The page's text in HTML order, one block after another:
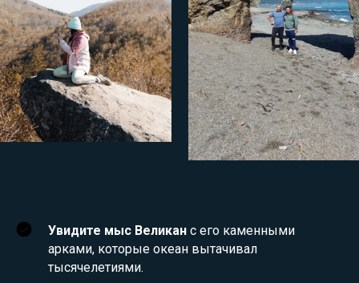
Увидите мыс Великан с его каменными
арками, которые океан вытачивал
тысячелетиями.